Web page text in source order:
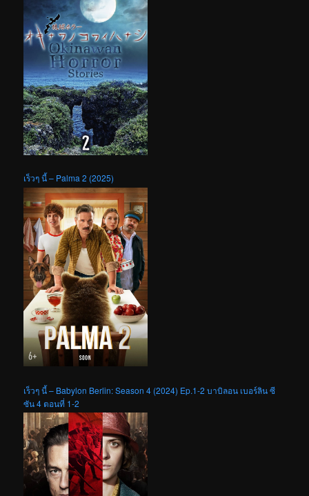
เร็วๆ นี้ – Palma 2 (2025)
เร็วๆ นี้ – Babylon Berlin: Season 4 (2024) Ep.1-2 บาบิลอน เบอร์ลิน ซี
ซัน 4 ตอนที่ 1-2